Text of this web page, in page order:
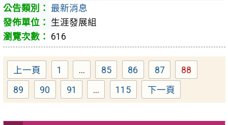
最新消息
生涯發展組
616
上一頁 Page
1 ... Page
85 Page
86 Page
87 Page
88
Page
89 Page
90 Page
91 ... Page
115 下一頁